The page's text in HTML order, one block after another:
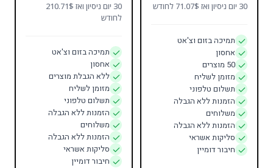
30 יום ניסיון ואז 71.07$ לחודש
תמיכה בזום וצ'אט
אחסון
50 מוצרים
מזומן לשליח
תשלום טלפוני
הזמנות ללא הגבלה
משלוחים
הזמנות ללא הגבלה
סליקות אשראי
חיבור דומיין
30 יום ניסיון ואז 210.71$
לחודש
תמיכה בזום וצ'אט
אחסון
ללא הגבלת מוצרים
מזומן לשליח
תשלום טלפוני
הזמנות ללא הגבלה
משלוחים
הזמנות ללא הגבלה
סליקות אשראי
חיבור דומיין